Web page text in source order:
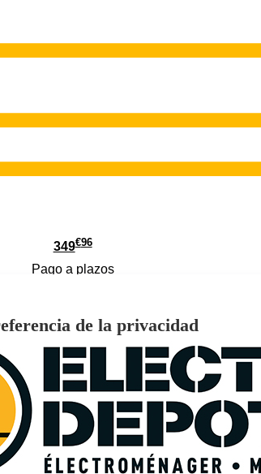
279€96
Pago aplazos
para 4-5 personas, VALBERG WF 914
349€96
Pago a plazos
C 315L 186cm Estático Inox Clase C
369
CLIM-A14 3.500 frigorías / 40 m²
de la privacidad